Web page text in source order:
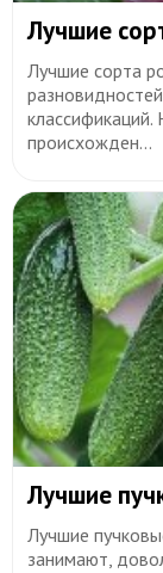
Лучшие
Лучшие сорта
происхожден...
Лучшие
Лучшие
зaнимaют,